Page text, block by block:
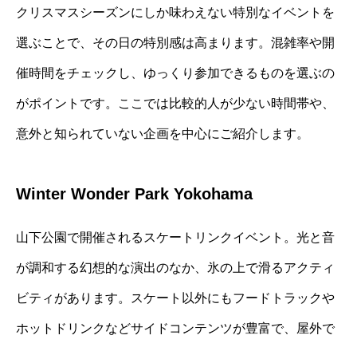
クリスマスシーズンにしか味わえない特別なイベントを
選ぶことで、その日の特別感は高まります。混雑率や開
催時間をチェックし、ゆっくり参加できるものを選ぶの
がポイントです。ここでは比較的人が少ない時間帯や、
意外と知られていない企画を中心にご紹介します。
Winter Wonder Park Yokohama
山下公園で開催されるスケートリンクイベント。光と音
が調和する幻想的な演出のなか、氷の上で滑るアクティ
ビティがあります。スケート以外にもフードトラックや
ホットドリンクなどサイドコンテンツが豊富で、屋外で